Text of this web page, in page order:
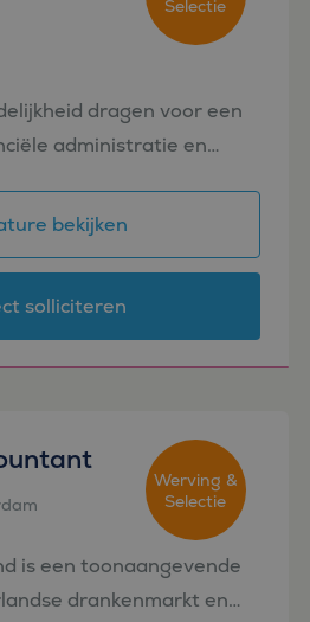
Selectie
dragen voor een
administratie en
inhoudelijke diepgang
bekijken
solliciteren
Werving &
Selectie
is een toonaangevende
drankenmarkt en